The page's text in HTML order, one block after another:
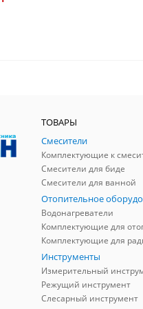
ТОВАРЫ
Смесители
Комплектующие к
Смесители для биде
Смесители для ванной
Отопительное
Водонагреватели
Инструменты
Измерительный
Режущий инструмент
Слесарный инструмент